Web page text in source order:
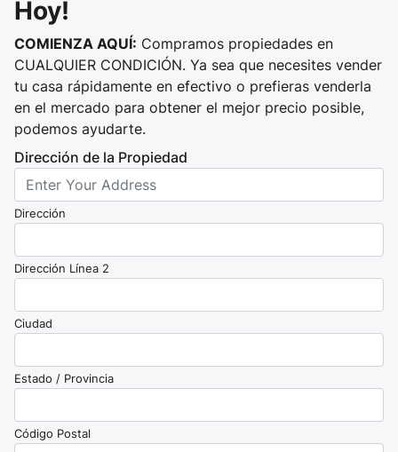
Hoy!
COMIENZA AQUÍ: Compramos propiedades en
CUALQUIER CONDICIÓN. Ya sea que necesites vender
tu casa rápidamente en efectivo o prefieras venderla
en el mercado para obtener el mejor precio posible,
podemos ayudarte.
Dirección de la Propiedad
Dirección
Dirección Línea 2
Ciudad
Estado / Provincia
Código Postal